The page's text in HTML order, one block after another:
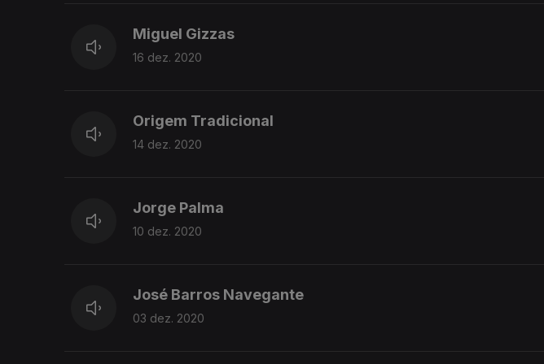
Miguel Gizzas
16 dez. 2020
Origem Tradicional
14 dez. 2020
Jorge Palma
10 dez. 2020
José Barros Navegante
03 dez. 2020